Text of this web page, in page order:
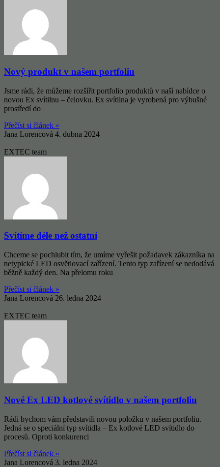
Nový produkt v našem portfoliu
Jsme rádi, že můžeme rozšířit portfolio produktů v naší nabídce o
novou Ex svítilnu – čelovku. Ex svítilna je vyrobená pro výbušné
prostředí do
Přečíst si článek »
Jana Lorencová 4. dubna 2024
EXTEC team
Svítíme déle než ostatní
Chceme se pochlubit tím, že umíme vyřešit požadavek zákazníka na
netypické LED osvětlovací zařízení. Tento typ zařízení se nedodává
běžně každý den. Na přelomu roku
Přečíst si článek »
Jana Lorencová 26. ledna 2024
EXTEC team
Nové Ex LED kotlové svítidlo v našem portfoliu
Rádi bychom vám představili novou položku v našem portfoliu.
Jedná se o speciální typ svítidla – Ex kotlové LED svítidlo do
procesů. Oproti konkurenci
Přečíst si článek »
Jana Lorencová 3. ledna 2024